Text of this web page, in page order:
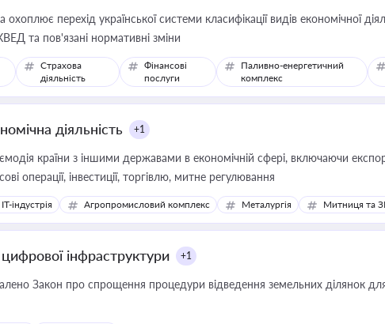
охоплює перехід української системи класифікації видів економічної
та пов'язані нормативні зміни
Страхова
діяльність
Фінансові
послуги
Паливно-енергетичний
комплекс
діяльність +1
країни з іншими державами в економічній сфері, включаючи
операції, інвестиції, торгівлю, митне регулювання
IT-індустрія Агропромисловий комплекс Металургія Митниця та
інфраструктури +1
Закон про спрощення процедури відведення земельних ділянок